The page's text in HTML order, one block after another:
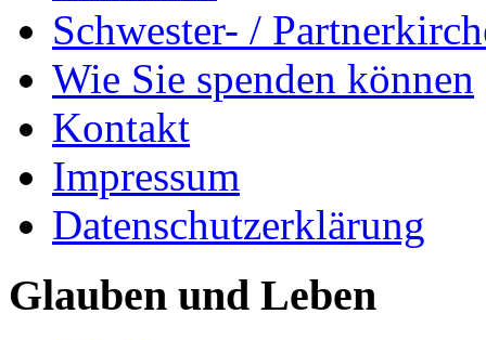
Schwester- /
Wie Sie spenden können
Kontakt
Impressum
Datenschutzerklärung
Glauben und Leben